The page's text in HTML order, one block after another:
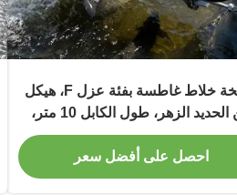
مضخة خلاط غاطسة بفئة عزل F، هيكل
من الحديد الزهر، طول الكابل 10 متر،
مناسبة للتطبيقات الصناعية
احصل على أفضل سعر